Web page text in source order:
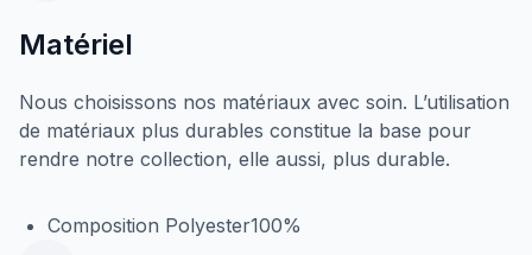
Matériel
Nous choisissons nos matériaux avec soin. L’utilisation
de matériaux plus durables constitue la base pour
rendre notre collection, elle aussi, plus durable.
Composition Polyester100%